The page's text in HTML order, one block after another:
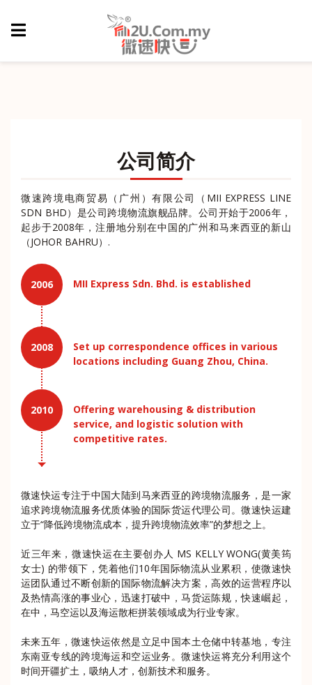
公司简介
微速跨境电商贸易（广州）有限公司（MII EXPRESS LINE
SDN BHD）是公司跨境物流旗舰品牌。公司开始于2006年，
起步于2008年，注册地分别在中国的广州和马来西亚的新山
（JOHOR BAHRU）.
2006 MII Express Sdn. Bhd. is established
2008
Set up correspondence offices in various
locations including Guang Zhou, China.
2010
Offering warehousing & distribution
service, and logistic solution with
competitive rates.
微速快运专注于中国大陆到马来西亚的跨境物流服务，是一家
追求跨境物流服务优质体验的国际货运代理公司。微速快运建
立于“降低跨境物流成本，提升跨境物流效率”的梦想之上。
近三年来，微速快运在主要创办人 MS KELLY WONG(黄美筠
女士) 的带领下，凭着他们10年国际物流从业累积，使微速快
运团队通过不断创新的国际物流解决方案，高效的运营程序以
及热情高涨的事业心，迅速打破中，马货运陈规，快速崛起，
在中，马空运以及海运散柜拼装领域成为行业专家。
未来五年，微速快运依然是立足中国本土仓储中转基地，专注
东南亚专线的跨境海运和空运业务。微速快运将充分利用这个
时间开疆扩土，吸纳人才，创新技术和服务。